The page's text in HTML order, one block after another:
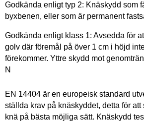
Godkända enligt typ 2: Knäskydd som
byxbenen, eller som är permanent
Godkända enligt klass 1: Avsedda för
golv där föremål på över 1 cm i höjd
förekommer. Yttre skydd mot
N
EN 14404 är en europeisk standard
ställda krav på knäskyddet, detta för
knä på bästa möjliga sätt. Knäskydd